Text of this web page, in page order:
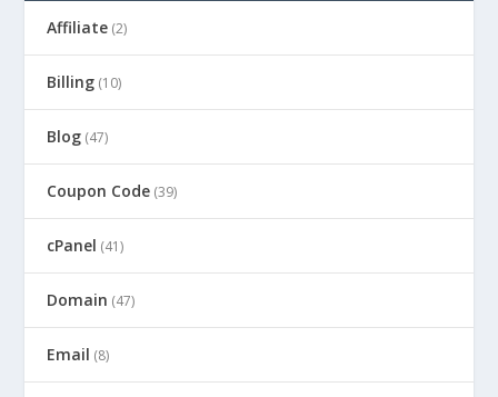
Affiliate (2)
Billing (10)
Blog (47)
Coupon Code (39)
cPanel (41)
Domain (47)
Email (8)